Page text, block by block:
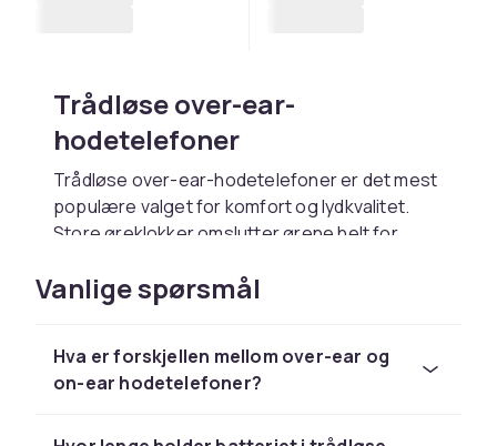
Trådløse over-ear-
hodetelefoner
Trådløse over-ear-hodetelefoner er det mest
populære valget for komfort og lydkvalitet.
Store øreklokker omslutter ørene helt for
komfort.
ANC-teknologi eliminerer bakgrunnsstøy for
Vanlige spørsmål
Hva er forskjellen mellom over-ear og
on-ear hodetelefoner?